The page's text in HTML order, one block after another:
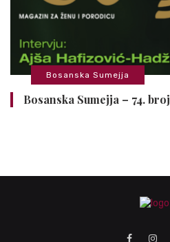
Bosanska Sumejja
Bosanska Sumejja – 74. broj